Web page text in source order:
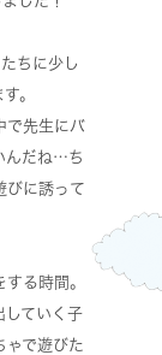
ちに少し
。
で先生にバ
んだね…ち
びに誘って
る時間。
していく子
ゃで遊びた